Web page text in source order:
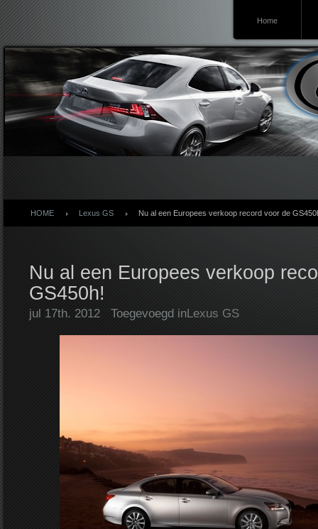
Home
HOME Lexus GS Nu al een Europees verkoop record voor de
Nu al een Europees verkoop
GS450h!
jul 17th. 2012 Toegevoegd inLexus GS